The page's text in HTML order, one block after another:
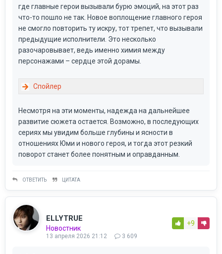
где главные герои вызывали бурю эмоций, на этот раз
что-то пошло не так. Новое воплощение главного героя
не смогло повторить ту искру, тот трепет, что вызывали
предыдущие исполнители. Это несколько
разочаровывает, ведь именно химия между
персонажами – сердце этой дорамы.
Несмотря на эти моменты, надежда на дальнейшее
развитие сюжета остается. Возможно, в последующих
сериях мы увидим больше глубины и ясности в
отношениях Юми и нового героя, и тогда этот резкий
поворот станет более понятным и оправданным.
ОТВЕТИТЬ ЦИТАТА
ELLYTRUE
Новостник
13 апреля 2026 21:12 3 609
+9